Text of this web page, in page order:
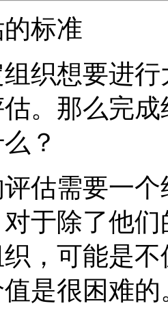
标准
织想要进
。那么完
？
估需要一
于除了他
，可能是
是很困难的